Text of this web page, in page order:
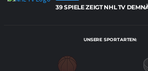
39 SPIELE ZEIGT NHL TV
UNSERE SPORTARTEN: